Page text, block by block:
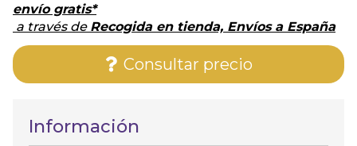
envío gratis*
a través de Recogida en tienda, Envíos a España
Consultar precio
Información